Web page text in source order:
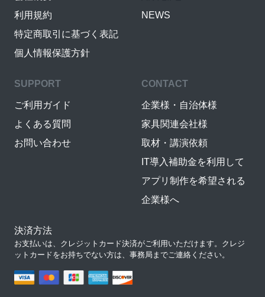
利用規約
特定商取引に基づく表記
個人情報保護方針
NEWS
SUPPORT
ご利用ガイド
よくある質問
お問い合わせ
CONTACT
企業様・自治体様
家具関連会社様
取材・講演依頼
IT導入補助金を利用して
アプリ制作を希望される
企業様へ
決済方法
お支払いは、クレジットカード決済がご利用いただけます。クレジ
ットカードをお持ちでない方は、事務局までご連絡ください。